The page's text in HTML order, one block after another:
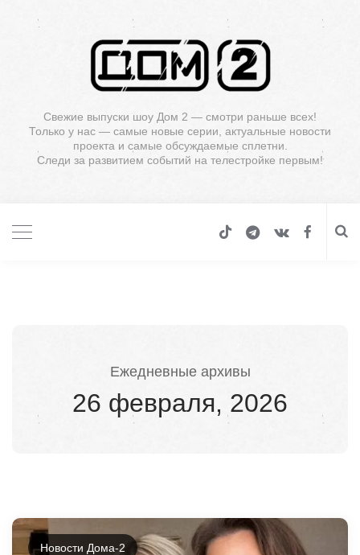
Свежие выпуски шоу Дом 2 — смотри раньше всех!
Только у нас — самые новые серии, актуальные новости
проекта и самые обсуждаемые сплетни.
Следи за развитием событий на телестройке первым!
Ежедневные архивы
26 февраля, 2026
Новости Дома-2